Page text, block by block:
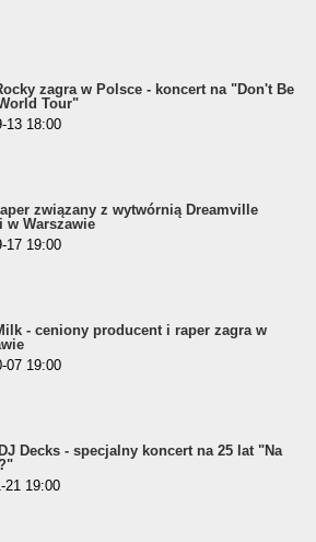
zagra w Polsce - koncert na "Don't Be
Tour"
13 18:00
związany z wytwórnią Dreamville
w Warszawie
17 19:00
- ceniony producent i raper zagra w
07 19:00
Decks - specjalny koncert na 25 lat "Na
21 19:00